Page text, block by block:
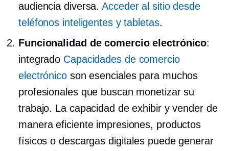
audiencia diversa.Acceder al sitio desde
teléfonos inteligentes y tabletas.
Funcionalidad de comercio electrónico:
integrado Capacidades de comercio
electrónicoson esenciales para muchos
profesionales que buscan monetizar su
trabajo. La capacidad de exhibir y vender de
manera eficiente impresiones, productos
físicos o descargas digitales puede generar